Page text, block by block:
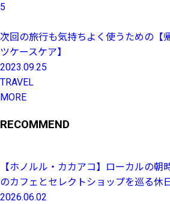
5
次回の旅行も気持ちよく使うための【
ツケースケア】
2023.09.25
TRAVEL
MORE
RECOMMEND
【ホノルル・カカアコ】ローカルの朝
のカフェとセレクトショップを巡る休日
2026.06.02